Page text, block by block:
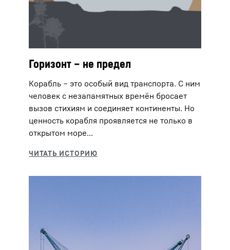
Горизонт – не предел
Корабль ‒ это особый вид транспорта. С ним
человек с незапамятных времён бросает
вызов стихиям и соединяет континенты. Но
ценность корабля проявляется не только в
открытом море...